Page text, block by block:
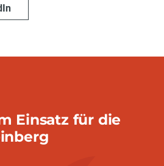
Einsatz für die